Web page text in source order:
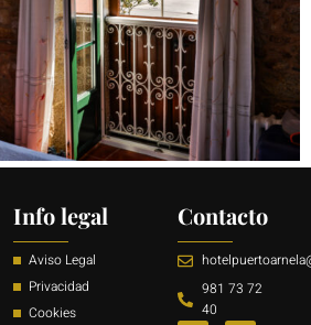
Info legal
Aviso Legal
Privacidad
Cookies
Contacto
981 73 72
40